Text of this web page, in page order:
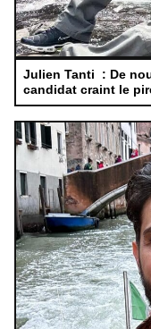
Julien Tanti : De
candidat craint le